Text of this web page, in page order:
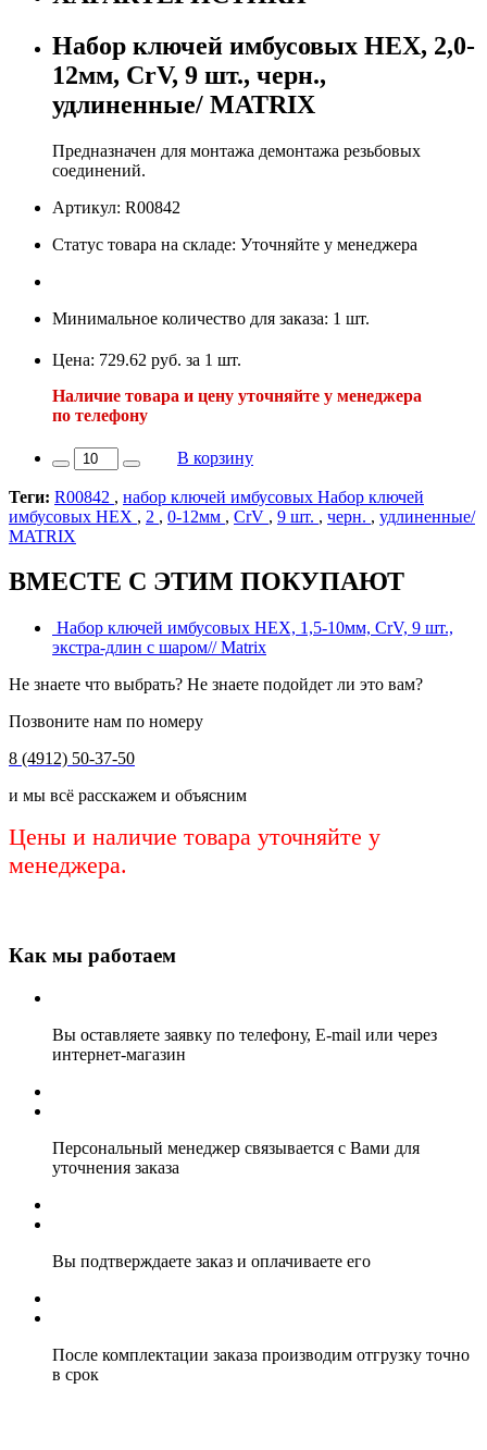
Набор ключей имбусовых HEX, 2,0-
12мм, СrV, 9 шт., черн.,
удлиненные/ MATRIX
Предназначен для монтажа демонтажа резьбовых
соединений.
Артикул: R00842
Статус товара на складе: Уточняйте у менеджера
Минимальное количество для заказа: 1 шт.
Цена: 729.62 руб. за 1 шт.
Наличие товара и цену уточняйте у менеджера
по телефону
В корзину
Теги: R00842 , набор ключей имбусовых Набор ключей
имбусовых HEX , 2 , 0-12мм , СrV , 9 шт. , черн. , удлиненные/
MATRIX
ВМЕСТЕ С ЭТИМ ПОКУПАЮТ
Набор ключей имбусовых HEX, 1,5-10мм, СrV, 9 шт.,
экстра-длин с шаром// Matrix
Не знаете что выбрать? Не знаете подойдет ли это вам?
Позвоните нам по номеру
8 (4912) 50-37-50
и мы всё расскажем и объясним
Цены и наличие товара уточняйте у
менеджера.
Как мы работаем
Вы оставляете заявку по телефону, E-mail или через
интернет-магазин
Персональный менеджер связывается с Вами для
уточнения заказа
Вы подтверждаете заказ и оплачиваете его
После комплектации заказа производим отгрузку точно
в срок